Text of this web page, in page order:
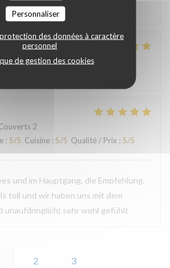
Personnaliser
des données à caractère
personnel
de gestion des cookies
:4/5 Cuisine:5/5
2
2
: 5/5 Cuisine : 5/5 Qualité / Prix : 5/5
und im Hauptgang, die Empfehlung.
toll und wir haben uns mit dem
unaufdringlich) sehr wohl gefühlt
2 3